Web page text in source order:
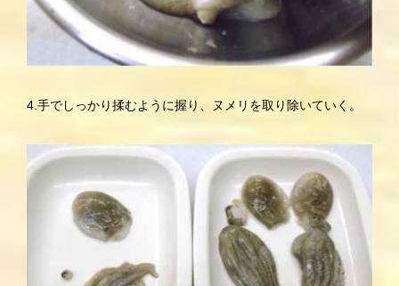
4.手でしっかり揉むように握り、ヌメリを取り除いていく。